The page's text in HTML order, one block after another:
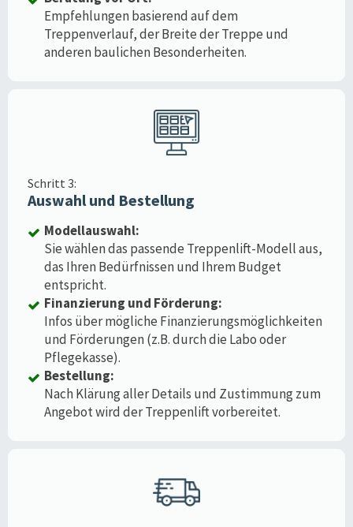
Empfehlungen basierend auf dem
Treppenverlauf, der Breite der Treppe und
anderen baulichen Besonderheiten.
Schritt 3:
Auswahl und Bestellung
Modellauswahl:
Sie wählen das passende Treppenlift-Modell aus,
das Ihren Bedürfnissen und Ihrem Budget
entspricht.
Finanzierung und Förderung:
Infos über mögliche Finanzierungsmöglichkeiten
und Förderungen (z.B. durch die Labo oder
Pflegekasse).
Bestellung:
Nach Klärung aller Details und Zustimmung zum
Angebot wird der Treppenlift vorbereitet.